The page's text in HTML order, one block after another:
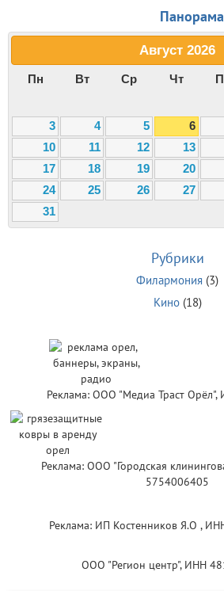
Панорама
Август 2026
Пн Вт Ср Чт
3
4 5 6
10
11 12 13
17
18 19 20
24
25 26 27
31
Рубрики
Филармония (3)
Кино(18)
Реклама: ООО "Медиа Траст
Реклама: ООО "Городская
5754006405
Реклама: ИП Костенников Я.О ,
ООО "Регион центр", ИНН